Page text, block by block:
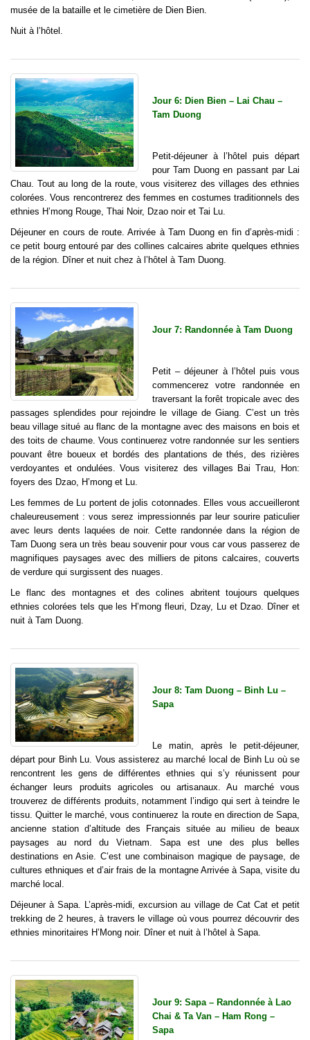
musée de la bataille et le cimetière de Dien Bien.
Nuit à l’hôtel.
Jour 6: Dien Bien – Lai Chau –
Tam Duong
Petit-déjeuner à l’hôtel puis départ
pour Tam Duong en passant par Lai
Chau. Tout au long de la route, vous visiterez des villages des ethnies
colorées. Vous rencontrerez des femmes en costumes traditionnels des
ethnies H’mong Rouge, Thai Noir, Dzao noir et Tai Lu.
Déjeuner en cours de route. Arrivée à Tam Duong en fin d’après-midi :
ce petit bourg entouré par des collines calcaires abrite quelques ethnies
de la région. Dîner et nuit chez à l’hôtel à Tam Duong.
Jour 7: Randonnée à Tam Duong
Petit – déjeuner à l’hôtel puis vous
commencerez votre randonnée en
traversant la forêt tropicale avec des
passages splendides pour rejoindre le village de Giang. C’est un très
beau village situé au flanc de la montagne avec des maisons en bois et
des toits de chaume. Vous continuerez votre randonnée sur les sentiers
pouvant être boueux et bordés des plantations de thés, des rizières
verdoyantes et ondulées. Vous visiterez des villages Bai Trau, Hon:
foyers des Dzao, H’mong et Lu.
Les femmes de Lu portent de jolis cotonnades. Elles vous accueilleront
chaleureusement : vous serez impressionnés par leur sourire paticulier
avec leurs dents laquées de noir. Cette randonnée dans la région de
Tam Duong sera un très beau souvenir pour vous car vous passerez de
magnifiques paysages avec des milliers de pitons calcaires, couverts
de verdure qui surgissent des nuages.
Le flanc des montagnes et des colines abritent toujours quelques
ethnies colorées tels que les H’mong fleuri, Dzay, Lu et Dzao. Dîner et
nuit à Tam Duong.
Jour 8: Tam Duong – Binh Lu –
Sapa
Le matin, après le petit-déjeuner,
départ pour Binh Lu. Vous assisterez au marché local de Binh Lu où se
rencontrent les gens de différentes ethnies qui s’y réunissent pour
échanger leurs produits agricoles ou artisanaux. Au marché vous
trouverez de différents produits, notamment l’indigo qui sert à teindre le
tissu. Quitter le marché, vous continuerez la route en direction de Sapa,
ancienne station d’altitude des Français située au milieu de beaux
paysages au nord du Vietnam. Sapa est une des plus belles
destinations en Asie. C’est une combinaison magique de paysage, de
cultures ethniques et d’air frais de la montagne Arrivée à Sapa, visite du
marché local.
Déjeuner à Sapa. L’après-midi, excursion au village de Cat Cat et petit
trekking de 2 heures, à travers le village où vous pourrez découvrir des
ethnies minoritaires H’Mong noir. Dîner et nuit à l’hôtel à Sapa.
Jour 9: Sapa – Randonnée à Lao
Chai & Ta Van – Ham Rong –
Sapa